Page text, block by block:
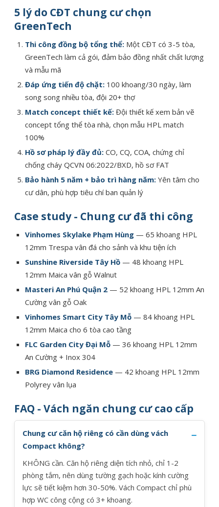
5 lý do CĐT chung cư chọn
GreenTech
Thi công đồng bộ tổng thể: Một CĐT có 3-5 tòa,
GreenTech làm cả gói, đảm bảo đồng nhất chất lượng
và mẫu mã
Đáp ứng tiến độ chặt: 100 khoang/30 ngày, làm
song song nhiều tòa, đội 20+ thợ
Match concept thiết kế: Đội thiết kế xem bản vẽ
concept tổng thể tòa nhà, chọn mẫu HPL match
100%
Hồ sơ pháp lý đầy đủ: CO, CQ, COA, chứng chỉ
chống cháy QCVN 06:2022/BXD, hồ sơ FAT
Bảo hành 5 năm + bảo trì hàng năm: Yên tâm cho
cư dân, phù hợp tiêu chí ban quản lý
Case study - Chung cư đã thi công
Vinhomes Skylake Phạm Hùng — 65 khoang HPL
12mm Trespa vân đá cho sảnh và khu tiện ích
Sunshine Riverside Tây Hồ — 48 khoang HPL
12mm Maica vân gỗ Walnut
Masteri An Phú Quận 2 — 52 khoang HPL 12mm An
Cường vân gỗ Oak
Vinhomes Smart City Tây Mỗ — 84 khoang HPL
12mm Maica cho 6 tòa cao tầng
FLC Garden City Đại Mỗ — 36 khoang HPL 12mm
An Cường + Inox 304
BRG Diamond Residence — 42 khoang HPL 12mm
Polyrey vân lụa
FAQ - Vách ngăn chung cư cao cấp
Chung cư căn hộ riêng có cần dùng vách
Compact không?
KHÔNG cần. Căn hộ riêng diện tích nhỏ, chỉ 1-2
phòng tắm, nên dùng tường gạch hoặc kính cường
lực sẽ tiết kiệm hơn 30-50%. Vách Compact chỉ phù
hợp WC công cộng có 3+ khoang.